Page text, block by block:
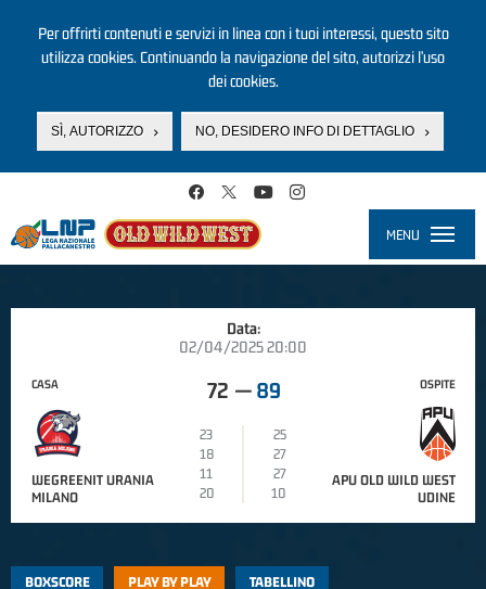
Per offrirti contenuti e servizi in linea con i tuoi interessi, questo sito
utilizza cookies. Continuando la navigazione del sito, autorizzi l’uso
dei cookies.
SÌ, AUTORIZZO NO, DESIDERO INFO DI DETTAGLIO
MENU
Data:
02/04/2025 20:00
CASA
WEGREENIT URANIA
MILANO
72 — 89
23
25
18
27
11
27
20
10
OSPITE
APU OLD WILD WEST
UDINE
BOXSCORE PLAY BY PLAY TABELLINO